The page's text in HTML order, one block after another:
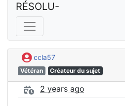
RÉSOLU-
ccla57
Vétéran Créateur du sujet
2 years ago